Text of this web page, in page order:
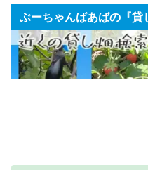
ぶーちゃんばあばの『貸